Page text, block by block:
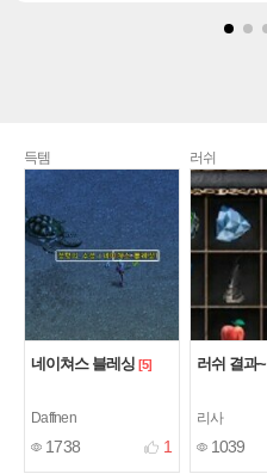
득템
네이쳐스 블레싱 [5]
Daffnen
1738 1
러쉬
러쉬 결과~
리사
1039